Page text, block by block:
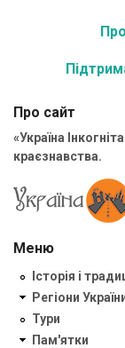
Про сайт
«Україна
краєзнавства.
Меню
Історія і
Регіони
Тури
Пам'ятки